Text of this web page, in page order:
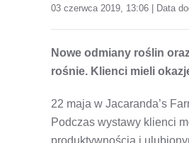
03 czerwca 2019, 13:06 | Data
Nowe odmiany roślin
rośnie. Klienci mieli
22 maja w Jacaranda’s
Podczas wystawy klienci
produktywnością i